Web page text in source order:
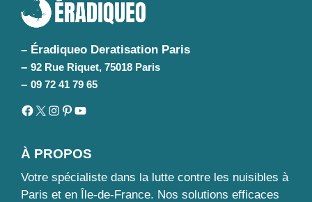
– Éradiqueo Deratisation Paris
– 92 Rue Riquet, 75018 Paris
– 09 72 41 79 65
Facebook
X Instagram
Pinterest
YouTube
À PROPOS
Votre spécialiste dans la lutte contre les nuisibles à
Paris et en Île-de-France. Nos solutions efficaces